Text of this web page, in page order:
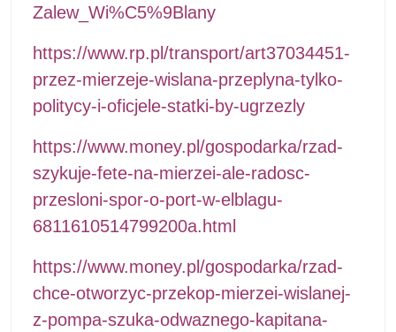
Zalew_Wi%C5%9Blany
https://www.rp.pl/transport/art37034451-
przez-mierzeje-wislana-przeplyna-tylko-
politycy-i-oficjele-statki-by-ugrzezly
https://www.money.pl/gospodarka/rzad-
szykuje-fete-na-mierzei-ale-radosc-
przesloni-spor-o-port-w-elblagu-
6811610514799200a.html
https://www.money.pl/gospodarka/rzad-
chce-otworzyc-przekop-mierzei-wislanej-
z-pompa-szuka-odwaznego-kapitana-